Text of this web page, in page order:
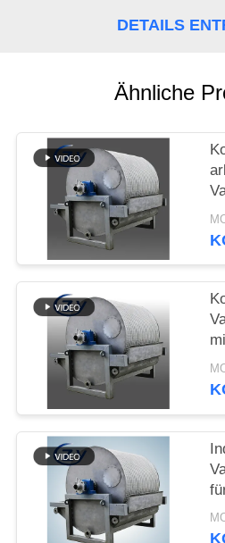
FORDERN
SITEMAP
PRIVACY
POLICY
DETAILS
Ähnliche